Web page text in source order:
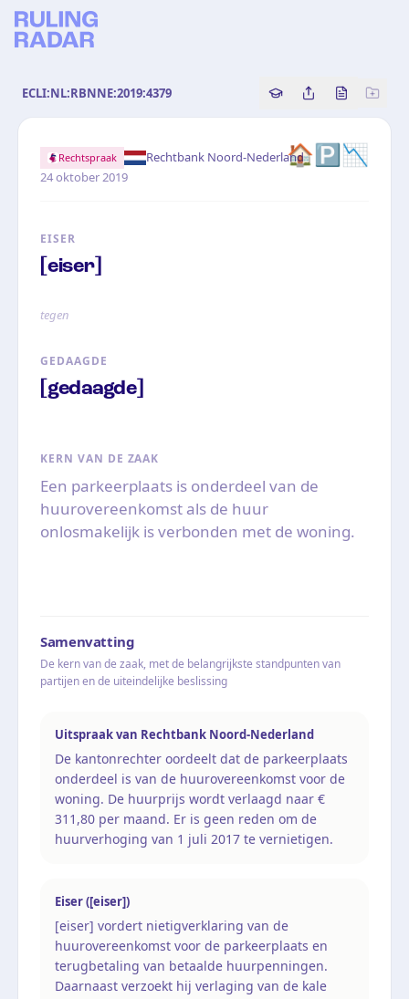
ECLI:NL:RBNNE:2019:4379 Copy source
Share this
Bekijk
🏠🅿️📉
Rechtspraak Rechtbank Noord-Nederland·
24 oktober 2019
EISER
[eiser]
tegen
GEDAAGDE
[gedaagde]
KERN VAN DE ZAAK
Een parkeerplaats is onderdeel van de
huurovereenkomst als de huur
onlosmakelijk is verbonden met de woning.
Samenvatting
De kern van de zaak, met de belangrijkste standpunten van
partijen en de uiteindelijke beslissing
Uitspraak van Rechtbank Noord-Nederland
De kantonrechter oordeelt dat de parkeerplaats
onderdeel is van de huurovereenkomst voor de
woning. De huurprijs wordt verlaagd naar €
311,80 per maand. Er is geen reden om de
huurverhoging van 1 juli 2017 te vernietigen.
Eiser ([eiser])
[eiser] vordert nietigverklaring van de
huurovereenkomst voor de parkeerplaats en
terugbetaling van betaalde huurpenningen.
Daarnaast verzoekt hij verlaging van de kale